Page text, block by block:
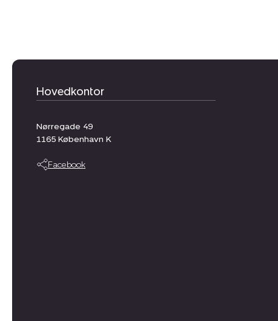
Hovedkontor
Nørregade 49
1165 København K
Facebook